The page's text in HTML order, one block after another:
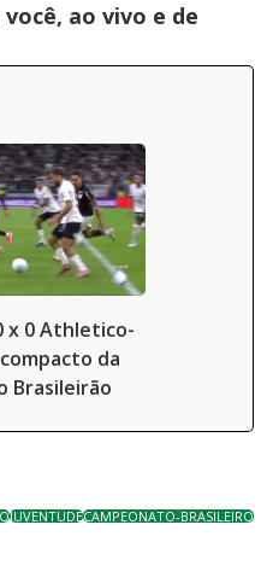
ao vivo e de
x 0 Athletico-
da
Brasileirão
JUVENTUDECAMPEONATO-BRASILEIRO